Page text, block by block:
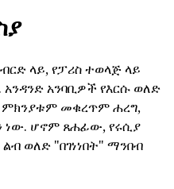
ላይ, የፓሪስ ተወላጅ ላይ
አንባቢዎች የእርሱ ወለድ
ምክንያቱም መቁረጥም ሐረግ,
ነው. ሆኖም ጸሐፊው, የሩሲያ
ወለድ "በገነነበት" ማንበብ